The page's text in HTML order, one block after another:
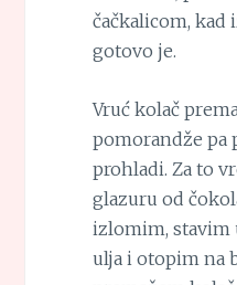
čačkalicom, kad
gotovo je.
Vruć kolač
pomorandže pa
prohladi. Za to
glazuru od
izlomim, stavim
ulja i otopim na